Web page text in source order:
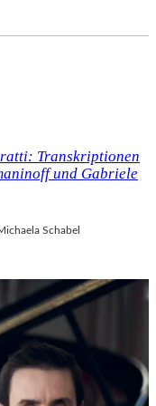
Transkriptionen
und Gabriele
Schabel